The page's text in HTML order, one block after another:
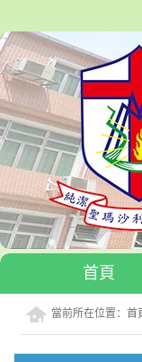
首頁
當前所在位置：首